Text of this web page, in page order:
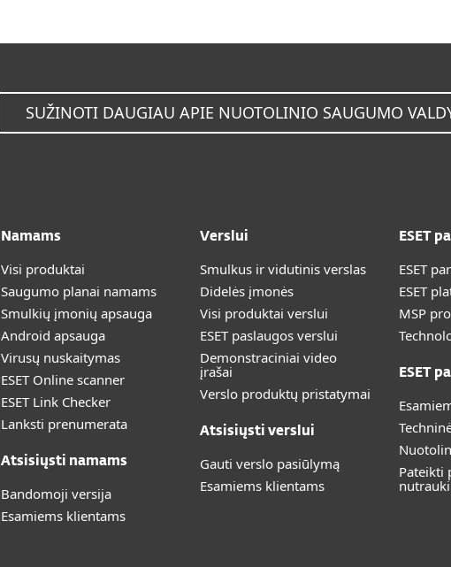
SUŽINOTI DAUGIAU APIE NUOTOLINIO SAUGUMO
Namams
Visi produktai
Saugumo planai namams
Smulkių įmonių apsauga
Android apsauga
Virusų nuskaitymas
ESET Online scanner
ESET Link Checker
Lanksti prenumerata
Atsisiųsti namams
Bandomoji versija
Esamiems klientams
Verslui
Smulkus ir vidutinis verslas
Didelės įmonės
Visi produktai verslui
ESET paslaugos verslui
Demonstraciniai video
įrašai
Verslo produktų pristatymai
Atsisiųsti verslui
Gauti verslo pasiūlymą
Esamiems klientams
ESET
ESET
ESET
MSP
ESET
Pateikti